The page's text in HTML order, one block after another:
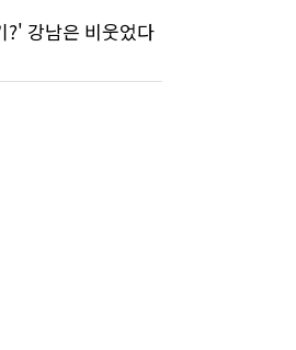
강남은 비웃었다